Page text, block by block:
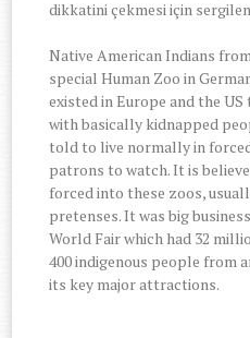
dikkatini çekmesi için
Native American Indians
special Human Zoo in
existed in Europe and the
with basically kidnapped
told to live normally in
patrons to watch. It is
forced into these zoos,
pretenses. It was big
World Fair which had 32
400 indigenous people from
its key major attractions.